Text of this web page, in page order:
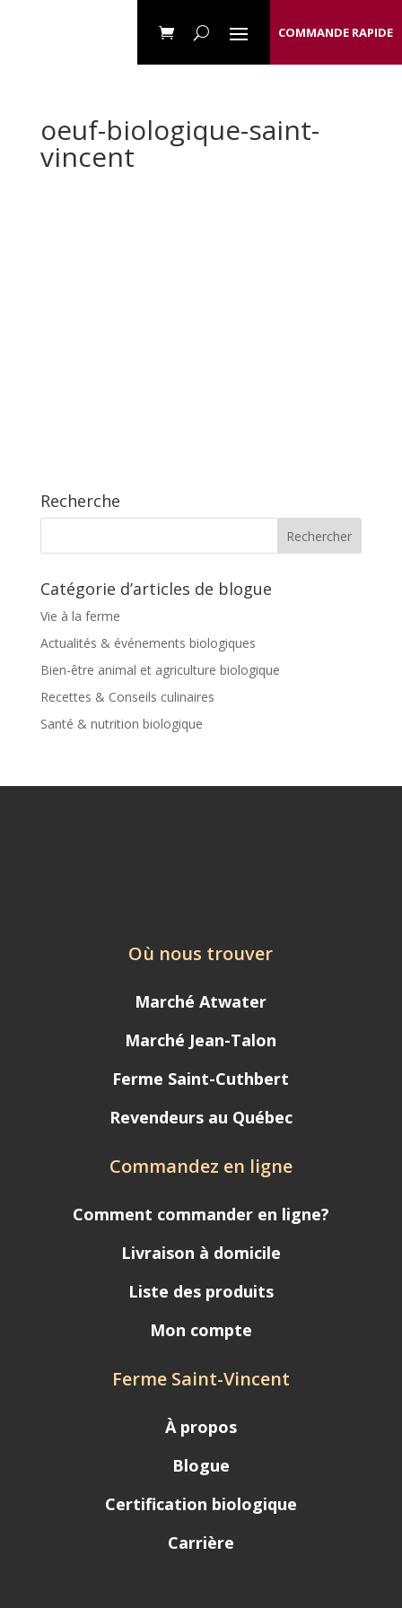
COMMANDE RAPIDE
oeuf-biologique-saint-
vincent
Recherche
Catégorie d’articles de blogue
Vie à la ferme
Actualités & événements biologiques
Bien-être animal et agriculture biologique
Recettes & Conseils culinaires
Santé & nutrition biologique
Où nous trouver
Marché Atwater
Marché Jean-Talon
Ferme Saint-Cuthbert
Revendeurs au Québec
Commandez en ligne
Comment commander en ligne?
Livraison à domicile
Liste des produits
Mon compte
Ferme Saint-Vincent
À propos
Blogue
Certification biologique
Carrière